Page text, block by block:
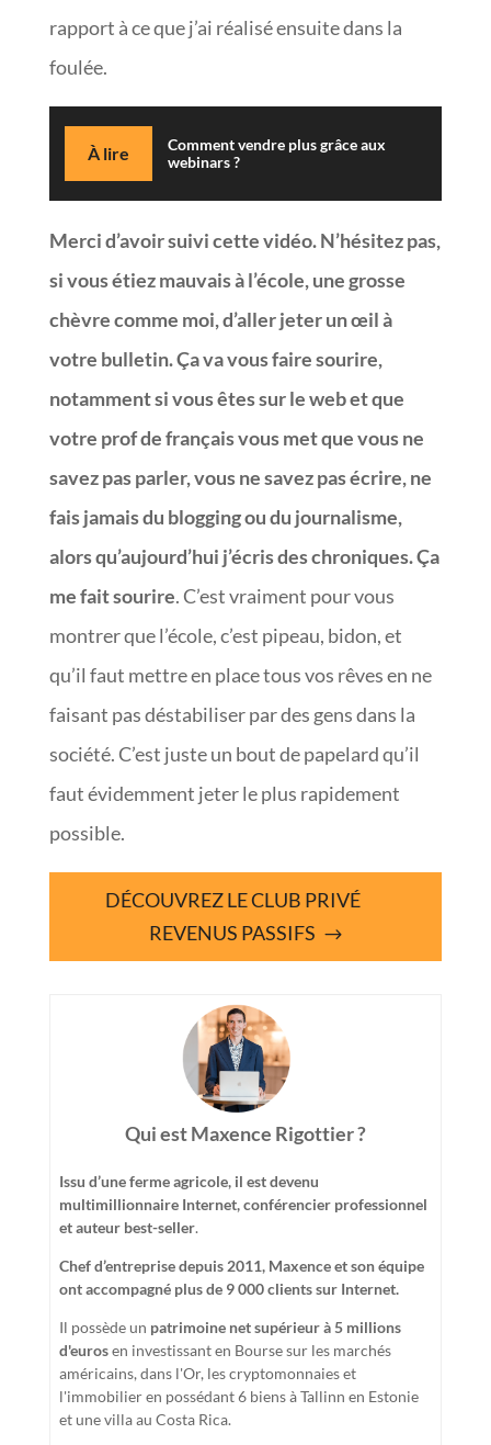
rapport à ce que j’ai réalisé ensuite dans la
foulée.
À lire
Comment vendre plus grâce aux
webinars ?
Merci d’avoir suivi cette vidéo. N’hésitez pas,
si vous étiez mauvais à l’école, une grosse
chèvre comme moi, d’aller jeter un œil à
votre bulletin. Ça va vous faire sourire,
notamment si vous êtes sur le web et que
votre prof de français vous met que vous ne
savez pas parler, vous ne savez pas écrire, ne
fais jamais du blogging ou du journalisme,
alors qu’aujourd’hui j’écris des chroniques. Ça
me fait sourire. C’est vraiment pour vous
montrer que l’école, c’est pipeau, bidon, et
qu’il faut mettre en place tous vos rêves en ne
faisant pas déstabiliser par des gens dans la
société. C’est juste un bout de papelard qu’il
faut évidemment jeter le plus rapidement
possible.
DÉCOUVREZ LE CLUB PRIVÉ
REVENUS PASSIFS
Qui est Maxence Rigottier ?
Issu d’une ferme agricole, il est devenu
multimillionnaire Internet, conférencier professionnel
et auteur best-seller.
Chef d’entreprise depuis 2011, Maxence et son équipe
ont accompagné plus de 9 000 clients sur Internet.
Il possède un patrimoine net supérieur à 5 millions
d'eurosen investissant en Bourse sur les marchés
américains, dans l'Or, les cryptomonnaies et
l'immobilier en possédant 6 biens à Tallinn en Estonie
et une villa au Costa Rica.